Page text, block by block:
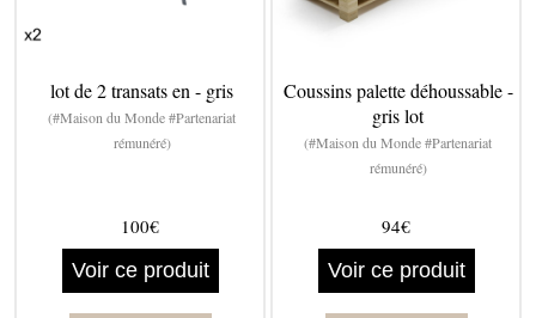
lot de 2 transats en - gris
(#Maison du Monde #Partenariat
rémunéré)
100€
Voir ce produit
Coussins palette déhoussable -
gris lot
(#Maison du Monde #Partenariat
rémunéré)
94€
Voir ce produit